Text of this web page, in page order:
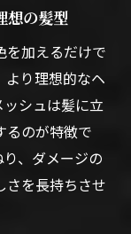
想の髪型
を加えるだけで
より理想的なヘ
シュは髪に立
るのが特徴で
、ダメージの
さを長持ちさせ